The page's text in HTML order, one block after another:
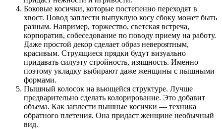
Боковые косички, которые постепенно переходят в
хвост. Повод заплести выпуклую косу сбоку может быть
разным. Например, торжество, светская встреча,
корпоратив, собеседование по поводу приему на работу.
Даже простой декор сделает образ невероятным,
красивым. Струящиеся прядки будут визуально
придавать силуэту стройность, изящность. Именно
поэтому укладку выбирают даже женщины с пышными
формами.
Пышный колосок на вьющейся структуре. Лучше
предварительно сделать колорирование. Это добавит
объема. Как заплести пышные косички — техника
обратного плетения. Она придаст женщине необычный
вид.